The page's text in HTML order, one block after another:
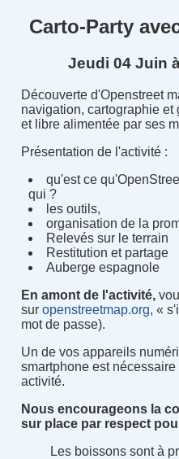
Carto-Party
Jeudi 04 Juin
Découverte d'Openstreet
navigation, cartographie
et libre alimentée par ses
Présentation de l'activité :
qu'est ce
qui ?
les outils,
organisation de la
Relevés sur le terrain
Restitution et partage
Auberge espagnole
En amont de l'activité,
sur openstreetmap.org, «
mot de passe).
Un de vos appareils
smartphone est
activité.
Nous encourageons la
sur place par respect
Les boissons sont à